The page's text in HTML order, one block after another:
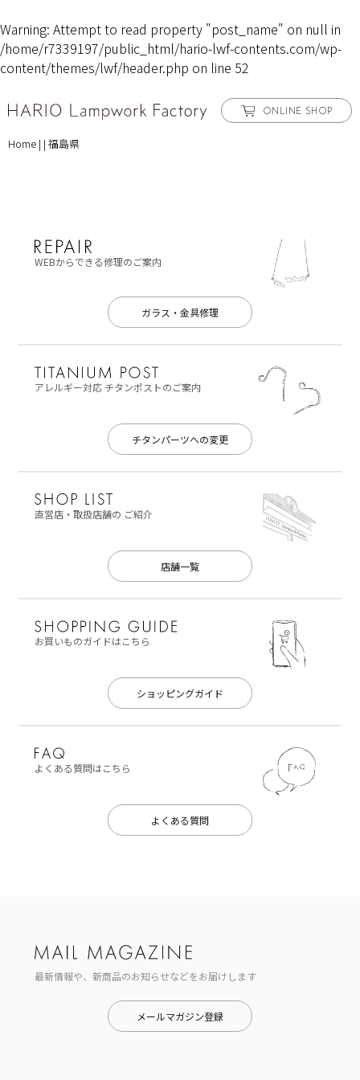
Warning: Attempt to read property "post_name" on null in
/home/r7339197/public_html/hario-lwf-contents.com/wp-
content/themes/lwf/header.php on line 52
ONLINE SHOP
Home | | 福島県
WEBからできる修理のご案内
ガラス・金具修理
アレルギー対応チタンポストのご案内
チタンパーツへの変更
直営店・取扱店舗の ご紹介
店舗一覧
お買いものガイドはこちら
ショッピングガイド
よくある質問はこちら
よくある質問
最新情報や、新商品のお知らせなどをお届けします
メールマガジン登録